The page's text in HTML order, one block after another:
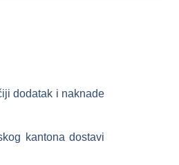
dodatak i naknade
kantona dostavi